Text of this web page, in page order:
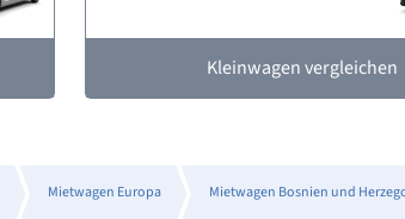
Kleinwagen vergleichen
Mietwagen Europa Mietwagen Bosnien und